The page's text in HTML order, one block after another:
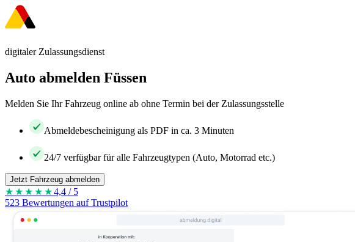
digitaler Zulassungsdienst
Auto abmelden Füssen
Melden Sie Ihr Fahrzeug online ab ohne Termin bei der Zulassungsstelle
Abmeldebescheinigung als PDF in ca. 3 Minuten
24/7 verfügbar für alle Fahrzeugtypen (Auto, Motorrad etc.)
Jetzt Fahrzeug abmelden
★★★★ ★4,4 / 5
523 Bewertungen auf Trustpilot